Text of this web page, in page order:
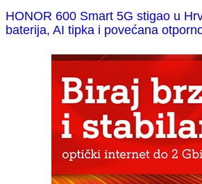
HONOR 600 Smart 5G stigao u
baterija, AI tipka i povećana